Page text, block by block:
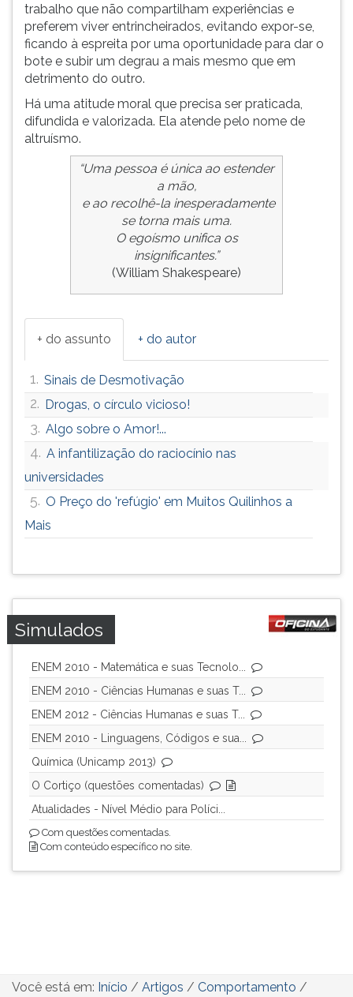
trabalho que não compartilham experiências e
preferem viver entrincheirados, evitando expor-se,
ficando à espreita por uma oportunidade para dar o
bote e subir um degrau a mais mesmo que em
detrimento do outro.
Há uma atitude moral que precisa ser praticada,
difundida e valorizada. Ela atende pelo nome de
altruísmo.
“Uma pessoa é única ao estender
a mão,
e ao recolhê-la inesperadamente
se torna mais uma.
O egoísmo unifica os
insignificantes.”
(William Shakespeare)
+ do assunto + do autor
1. Sinais de Desmotivação
2. Drogas, o círculo vicioso!
3. Algo sobre o Amor!...
4. A infantilização do raciocínio nas
universidades
5. O Preço do 'refúgio' em Muitos Quilinhos a
Mais
Simulados
ENEM 2010 - Matemática e suas Tecnolo...
ENEM 2010 - Ciências Humanas e suas T...
ENEM 2012 - Ciências Humanas e suas T...
ENEM 2010 - Linguagens, Códigos e sua...
Química (Unicamp 2013)
O Cortiço (questões comentadas)
Atualidades - Nível Médio para Políci...
Com questões comentadas.
Com conteúdo específico no site.
Você está em: Início / Artigos / Comportamento /